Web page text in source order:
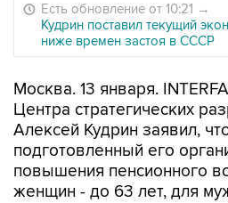
Есть обновление от 10:21 →
Кудрин поставил текущий
ниже времен застоя в СССР
Москва. 13 января.
Центра стратегических
Алексей Кудрин заявил,
подготовленный его
повышения пенсионного
женщин - до 63 лет, для